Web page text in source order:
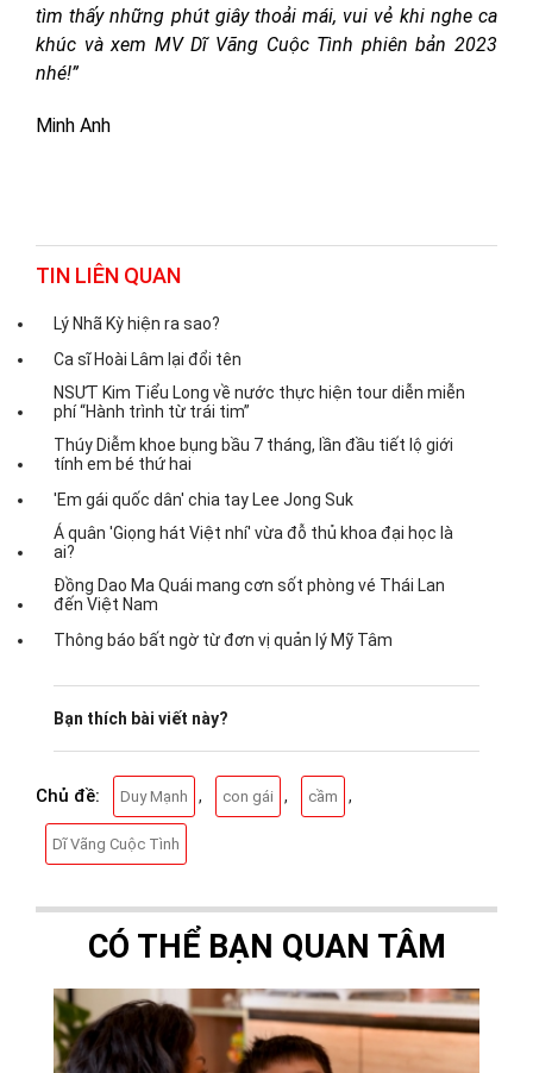
tìm thấy những phút giây thoải mái, vui vẻ khi nghe ca
khúc và xem MV Dĩ Vãng Cuộc Tình phiên bản 2023
nhé!”
Minh Anh
TIN LIÊN QUAN
Lý Nhã Kỳ hiện ra sao?
Ca sĩ Hoài Lâm lại đổi tên
NSƯT Kim Tiểu Long về nước thực hiện tour diễn miễn
phí “Hành trình từ trái tim”
Thúy Diễm khoe bụng bầu 7 tháng, lần đầu tiết lộ giới
tính em bé thứ hai
'Em gái quốc dân' chia tay Lee Jong Suk
Á quân 'Giọng hát Việt nhí' vừa đỗ thủ khoa đại học là
ai?
Đồng Dao Ma Quái mang cơn sốt phòng vé Thái Lan
đến Việt Nam
Thông báo bất ngờ từ đơn vị quản lý Mỹ Tâm
Bạn thích bài viết này?
Chủ đề: Duy Mạnh , con gái , cầm ,
Dĩ Vãng Cuộc Tình
CÓ THỂ BẠN QUAN TÂM